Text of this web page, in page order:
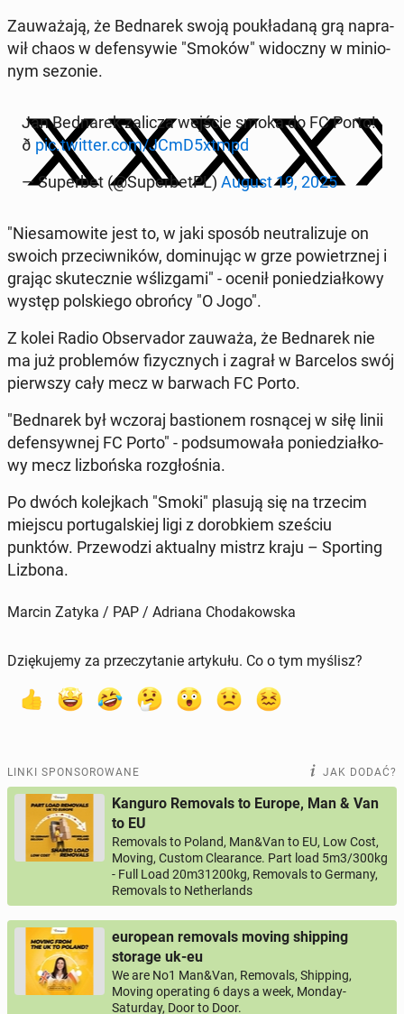
Za­uwa­ża­ją, że Bed­na­rek swoją po­ukła­da­ną grą na­pra­
wił chaos w de­fen­sy­wie "Smoków" wi­docz­ny w mi­nio­
nym sezonie.
Jan Bed­na­rek zalicza wejście smoka do FC Porto!
ð pic.twitter.com/JCmD5xtmpd
— Su­per­bet (@Su­per­betPL) August 19, 2025
"Nie­sa­mo­wi­te jest to, w jaki sposób neu­tra­li­zu­je on
swoich prze­ciw­ni­ków, do­mi­nu­jąc w grze po­wietrz­nej i
grając sku­tecz­nie wśli­zga­mi" - ocenił po­nie­dział­ko­wy
występ pol­skie­go obrońcy "O Jogo".
Z kolei Radio Ob­se­rva­dor zauważa, że Bed­na­rek nie
ma już pro­ble­mów fi­zycz­nych i zagrał w Bar­ce­los swój
pierw­szy cały mecz w barwach FC Porto.
"Bed­na­rek był wczoraj ba­stio­nem ro­sną­cej w siłę linii
de­fen­syw­nej FC Porto" - pod­su­mo­wa­ła po­nie­dział­ko­
wy mecz li­zboń­ska roz­gło­śnia.
Po dwóch ko­lej­kach "Smoki" plasują się na trzecim
miejscu por­tu­gal­skiej ligi z do­rob­kiem sześciu
punktów. Prze­wo­dzi ak­tu­al­ny mistrz kraju – Spor­ting
Lizbona.
Marcin Zatyka / PAP / Adriana Chodakowska
Dziękujemy za przeczytanie artykułu. Co o tym myślisz?
LINKI SPONSOROWANE JAK DODAĆ?
Kanguro Removals to Europe, Man & Van
to EU
Removals to Poland, Man&Van to EU, Low Cost,
Moving, Custom Clearance. Part load 5m3/300kg
- Full Load 20m31200kg, Removals to Germany,
Removals to Netherlands
european removals moving shipping
storage uk-eu
We are No1 Man&Van, Removals, Shipping,
Moving operating 6 days a week, Monday-
Saturday, Door to Door.